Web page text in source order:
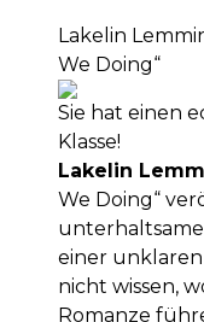
Lakelin
We Doing“
Sie hat einen
Klasse!
Lakelin
We Doing“
einer
nicht wissen,
Romanze